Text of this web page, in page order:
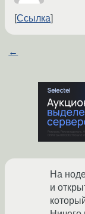
Ссылка
←
На
и